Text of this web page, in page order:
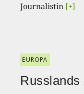
Journalistin [+]
EUROPA